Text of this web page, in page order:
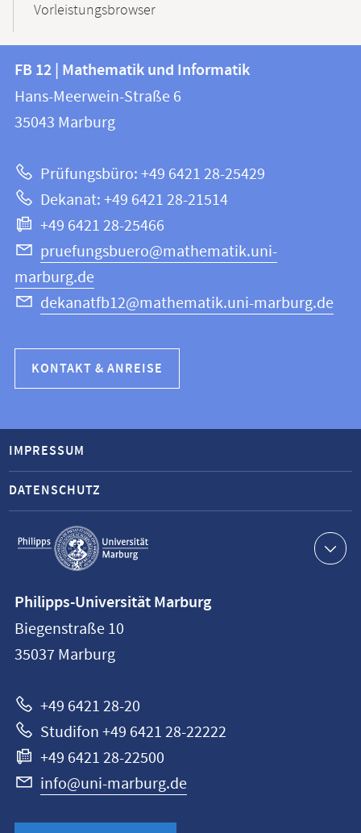
Vorleistungsbrowser
Kontakt
und
Informationen
Website
FB
12
|
und
Informatik
FB 12 | Mathematik und Informatik
Hans-Meerwein-Straße 6
35043 Marburg
Prüfungsbüro: +49 6421 28-25429
Dekanat: +49 6421 28-21514
+49 6421 28-25466
pruefungsbuero@mathematik.uni-
marburg.de
dekanatfb12@mathematik.uni-marburg.de
KONTAKT & ANREISE
Service-
Navigation
IMPRESSUM
DATENSCHUTZ
Philipps-
Universität
Marburg
Philipps-Universität Marburg
Biegenstraße 10
35037 Marburg
+49 6421 28-20
Studifon +49 6421 28-22222
+49 6421 28-22500
info@uni-marburg.de